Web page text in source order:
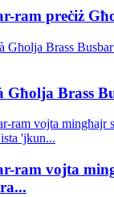
ram preċiż
Għolja Brass
ram vojta